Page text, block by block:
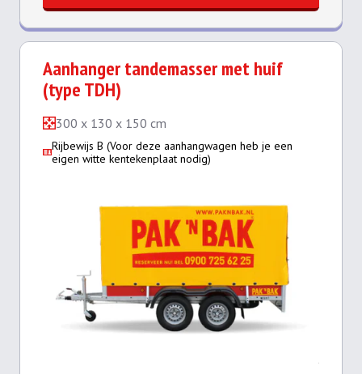
Aanhanger tandemasser met huif
(type TDH)
300 x 130 x 150 cm
Rijbewijs B (Voor deze aanhangwagen heb je een
eigen witte kentekenplaat nodig)